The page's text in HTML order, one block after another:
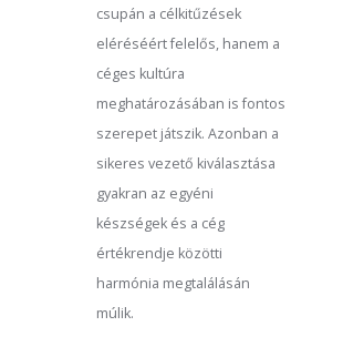
csupán a célkitűzések
eléréséért felelős, hanem a
céges kultúra
meghatározásában is fontos
szerepet játszik. Azonban a
sikeres vezető kiválasztása
gyakran az egyéni
készségek és a cég
értékrendje közötti
harmónia megtalálásán
múlik.